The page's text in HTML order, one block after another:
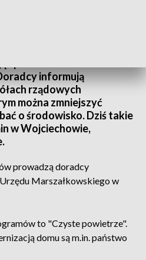
informują
rządowych
można zmniejszyć
o środowisko. Dziś takie
w Wojciechowie,
prowadzą doradcy
Marszałkowskiego w
to "Czyste powietrze".
domu są m.in. państwo